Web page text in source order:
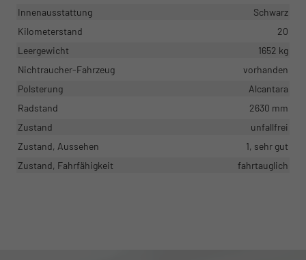
Innenausstattung
Schwarz
Kilometerstand
20
Leergewicht
1652 kg
Nichtraucher-Fahrzeug
vorhanden
Polsterung
Alcantara
Radstand
2630 mm
Zustand
unfallfrei
Zustand, Aussehen
1, sehr gut
Zustand, Fahrfähigkeit
fahrtauglich